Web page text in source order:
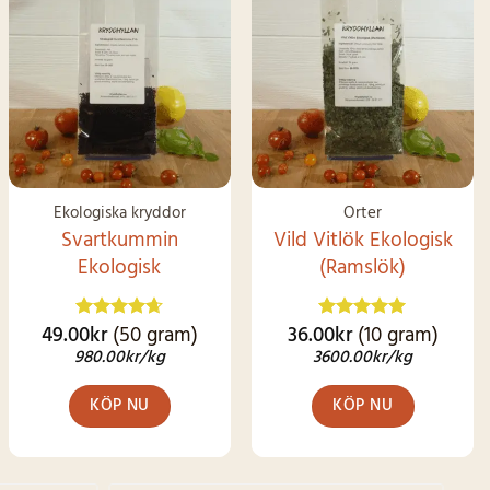
Ekologiska kryddor
Svartkummin
Ekologisk
Betygsatt
4.62 av 5
49.00kr(50 gram)
980.00kr/kg
KÖP NU
SNART I
LAGER IGEN
Örter
Vild Vitlök Ekologisk
(Ramslök)
Betygsatt
4.92av 5
36.00kr (10 gram)
3600.00kr/kg
KÖP NU